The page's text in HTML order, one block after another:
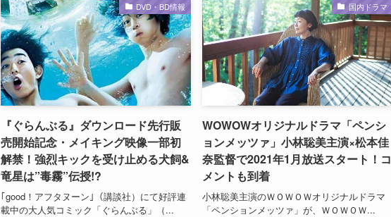
DVD・BD情報
『ぐらんぶる』ダウンロード先行販
売開始記念・メイキング映像一部初
解禁！強烈キックを受け止める犬飼&
竜星は”毒霧”伝授!?
｢good！アフタヌーン｣（講談社）にて好評連
載中の大人気コミック「ぐらんぶる」（...
国内ドラマ
WOWOWオリジナルドラマ「ペンシ
ョンメッツァ」小林聡美主演×松本佳
奈監督で2021年1月放送スタート！コ
メントも到着
小林聡美主演のＷＯＷＯＷオリジナルドラマ
「ペンションメッツァ」が、ＷＯＷＯＷ...